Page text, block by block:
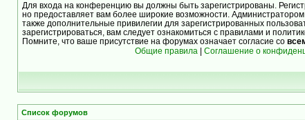
Для входа на конференцию вы должны быть зарегистрированы.
но предоставляет вам более широкие возможности.
также дополнительные привилегии для зарегистрированных
зарегистрироваться, вам следует ознакомиться с правилами и
Помните, что ваше присутствие на форумах означает согласие со
Общие правила | Соглашение о
Список форумов